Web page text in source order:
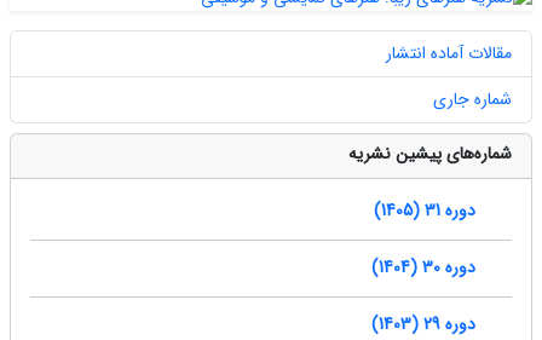
مقالات آماده انتشار
شماره جاری
شماره‌های پیشین نشریه
دوره 31 (1405)
دوره 30 (1404)
دوره 29 (1403)